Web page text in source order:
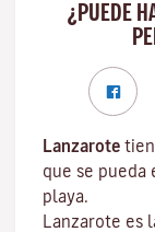
¿PUEDE
Lanzarote
que se pueda
playa.
Lanzarote es